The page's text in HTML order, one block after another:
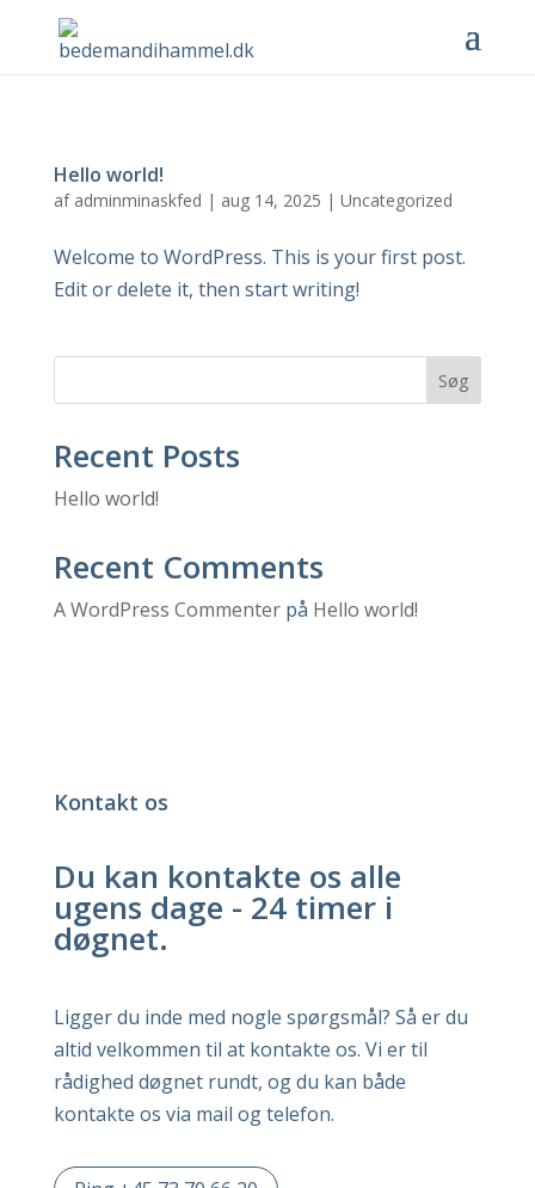
Hello world!
af adminminaskfed | aug 14, 2025 | Uncategorized
Welcome to WordPress. This is your first post.
Edit or delete it, then start writing!
Søg
Recent Posts
Hello world!
Recent Comments
A WordPress Commenterpå Hello world!
Kontakt os
Du kan kontakte os alle
ugens dage - 24 timer i
døgnet.
Ligger du inde med nogle spørgsmål? Så er du
altid velkommen til at kontakte os. Vi er til
rådighed døgnet rundt, og du kan både
kontakte os via mail og telefon.